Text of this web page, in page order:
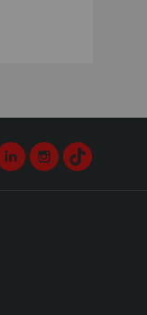
LinkedinInstagram
TikTok